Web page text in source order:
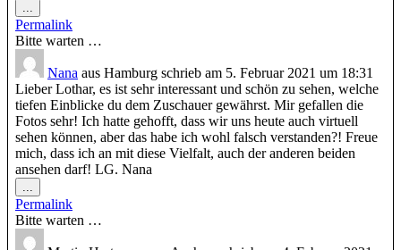
...
Metabox
ein-/ausblenden.
Permalink
Bitte warten …
Nana aus Hamburg schrieb am 5. Februar 2021 um 18:31
Lieber Lothar, es ist sehr interessant und schön zu sehen, welche
tiefen Einblicke du dem Zuschauer gewährst. Mir gefallen die
Fotos sehr! Ich hatte gehofft, dass wir uns heute auch virtuell
sehen können, aber das habe ich wohl falsch verstanden?! Freue
mich, dass ich an mit diese Vielfalt, auch der anderen beiden
ansehen darf! LG. Nana
...
Metabox
ein-/ausblenden.
Permalink
Bitte warten …